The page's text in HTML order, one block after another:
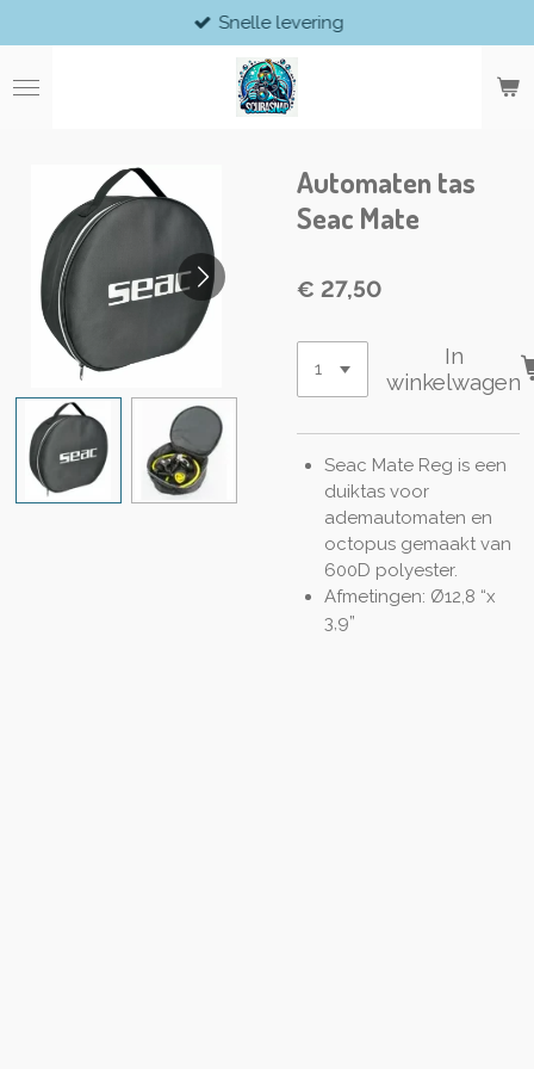
direct
naar
de
Snelle levering
Automaten tas
Seac Mate
€ 27,50
In
winkelwagen
Seac Mate Reg is een
duiktas voor
ademautomaten en
octopus gemaakt van
600D polyester.
Afmetingen: Ø12,8 “x
3,9”